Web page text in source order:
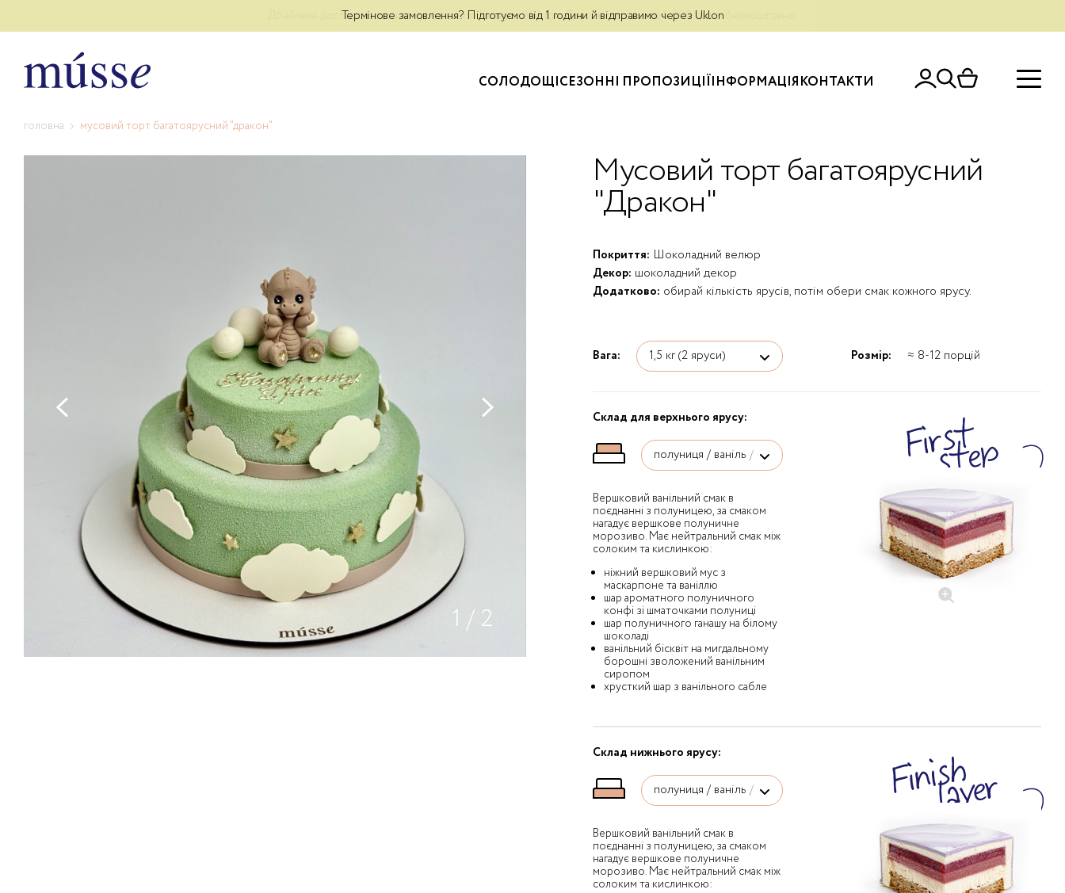
Дбайлива доставка власним курʼєром по Києву — 340 грн. Для замовлень від 5 000 грн — безкоштовно.
Термінове замовлення? Підготуємо від 1 години й відправимо через Uklon
СОЛОДОЩІСЕЗОННІ ПРОПОЗИЦІЇІНФОРМАЦІЯКОНТАКТИ
головна мусовий торт багатоярусний "дракон"
1 / 2
Мусовий торт багатоярусний
"Дракон"
Покриття: Шоколадний велюр
Декор: шоколадний декор
Додатково: обирай кількість ярусів, потім обери смак кожного ярусу.
Вага: Розмір: ≈ 8-12 порцій
Склад для верхнього ярусу:
Вершковий ванільний смак в
поєднанні з полуницею, за смаком
нагадує вершкове полуничне
морозиво. Має нейтральний смак між
солоким та кислинкою:
ніжний вершковий мус з
маскарпоне та ваніллю
шар ароматного полуничного
конфі зі шматочками полуниці
шар полуничного ганашу на білому
шоколаді
ванільний бісквіт на мигдальному
борошні зволожений ванільним
сиропом
хрусткий шар з ванільного сабле
Склад нижнього ярусу:
Вершковий ванільний смак в
поєднанні з полуницею, за смаком
нагадує вершкове полуничне
морозиво. Має нейтральний смак між
солоким та кислинкою: